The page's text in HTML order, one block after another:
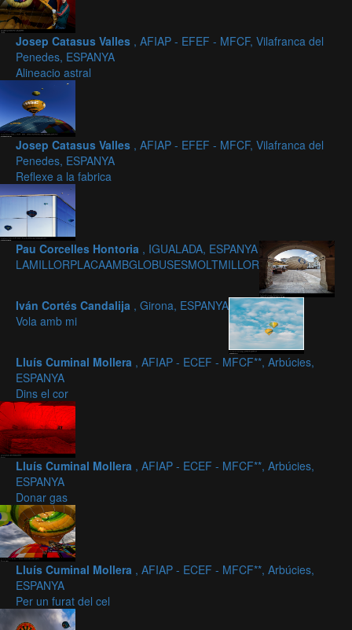
Josep Catasus Valles , AFIAP - EFEF - MFCF, Vilafranca del
Penedes, ESPANYA
Alineacio astral
Josep Catasus Valles , AFIAP - EFEF - MFCF, Vilafranca del
Penedes, ESPANYA
Reflexe a la fabrica
Pau Corcelles Hontoria , IGUALADA, ESPANYA
LAMILLORPLACAAMBGLOBUSESMOLTMILLOR
Iván Cortés Candalija , Girona, ESPANYA
Vola amb mi
Lluís Cuminal Mollera , AFIAP - ECEF - MFCF**, Arbúcies,
ESPANYA
Dins el cor
Lluís Cuminal Mollera , AFIAP - ECEF - MFCF**, Arbúcies,
ESPANYA
Donar gas
Lluís Cuminal Mollera , AFIAP - ECEF - MFCF**, Arbúcies,
ESPANYA
Per un furat del cel